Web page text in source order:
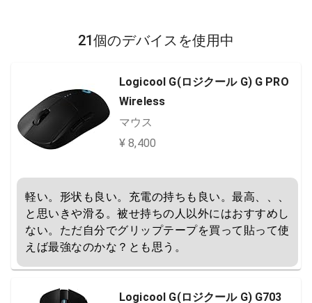
21個のデバイスを使用中
Logicool G(ロジクール G) G PRO
Wireless
マウス
¥ 8,400
軽い。形状も良い。充電の持ちも良い。最高、、、
と思いきや滑る。被せ持ちの人以外にはおすすめし
ない。ただ自分でグリップテープを買って貼って使
えば最強なのかな？とも思う。
Logicool G(ロジクール G) G703